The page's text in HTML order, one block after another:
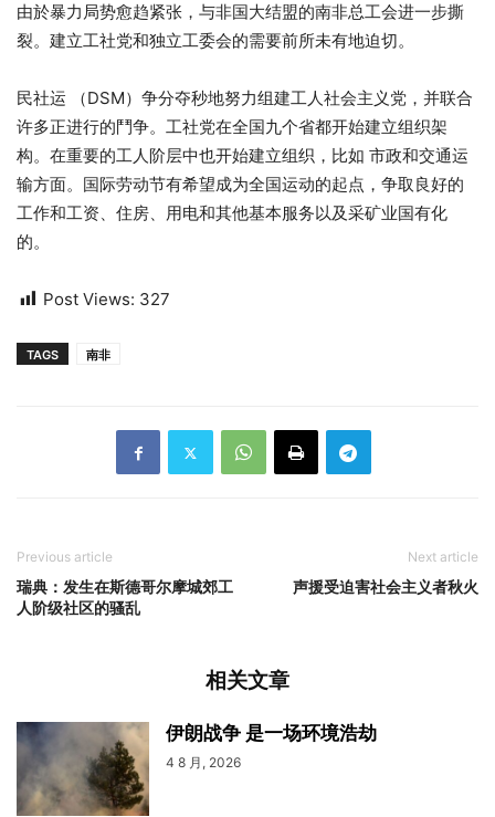
由於暴力局势愈趋紧张，与非国大结盟的南非总工会进一步撕
裂。建立工社党和独立工委会的需要前所未有地迫切。
民社运 （DSM）争分夺秒地努力组建工人社会主义党，并联合
许多正进行的鬥争。工社党在全国九个省都开始建立组织架
构。在重要的工人阶层中也开始建立组织，比如 市政和交通运
输方面。国际劳动节有希望成为全国运动的起点，争取良好的
工作和工资、住房、用电和其他基本服务以及采矿业国有化
的。
Post Views: 327
TAGS 南非
Previous article
瑞典：发生在斯德哥尔摩城郊工
人阶级社区的骚乱
Next article
声援受迫害社会主义者秋火
相关文章
伊朗战争 是一场环境浩劫
4 8 月, 2026